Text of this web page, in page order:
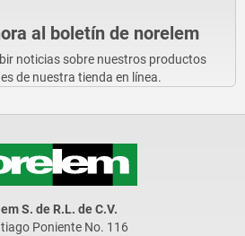
al boletín de norelem
noticias sobre nuestros productos
de nuestra tienda en línea.
S. de R.L. de C.V.
Poniente No. 116